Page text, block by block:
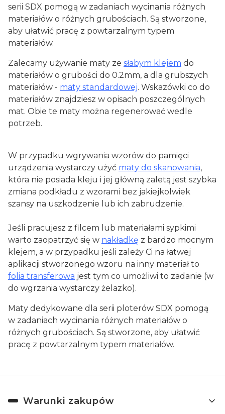
serii SDX pomogą w zadaniach wycinania różnych
materiałów o różnych grubościach. Są stworzone,
aby ułatwić pracę z powtarzalnym typem
materiałów.
Zalecamy używanie maty ze słabym klejem do
materiałów o grubości do 0.2mm, a dla grubszych
materiałów - maty standardowej. Wskazówki co do
materiałów znajdziesz w opisach poszczególnych
mat. Obie te maty można regenerować wedle
potrzeb.
W przypadku wgrywania wzorów do pamięci
urządzenia wystarczy użyć maty do skanowania,
która nie posiada kleju i jej główną zaletą jest szybka
zmiana podkładu z wzorami bez jakiejkolwiek
szansy na uszkodzenie lub ich zabrudzenie.
Jeśli pracujesz z filcem lub materiałami sypkimi
warto zaopatrzyć się w nakładkę z bardzo mocnym
klejem, a w przypadku jeśli zależy Ci na łatwej
aplikacji stworzonego wzoru na inny materiał to
folia transferowa jest tym co umożliwi to zadanie (w
do wgrzania wystarczy żelazko).
Maty dedykowane dla serii ploterów SDX pomogą
w zadaniach wycinania różnych materiałów o
różnych grubościach. Są stworzone, aby ułatwić
pracę z powtarzalnym typem materiałów.
Linki w stopce
Warunki zakupów